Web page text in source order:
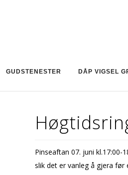
GUDSTENESTER DÅP VIGSEL
Pinseaftan 07. juni
slik det er vanleg å gjera før